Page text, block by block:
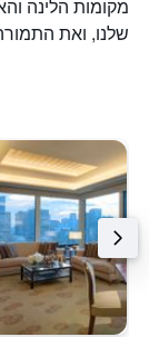
מקומות הלינה
שלנו, ואת